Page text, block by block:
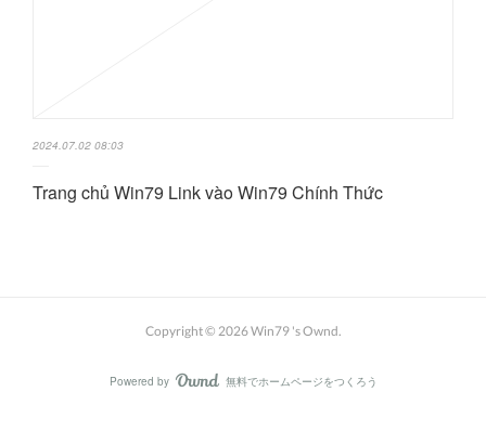
2024.07.02 08:03
Trang chủ Win79 Link vào Win79 Chính Thức
Copyright © 2026Win79 's Ownd.
Powered by AmebaOwnd
無料でホームページをつくろう